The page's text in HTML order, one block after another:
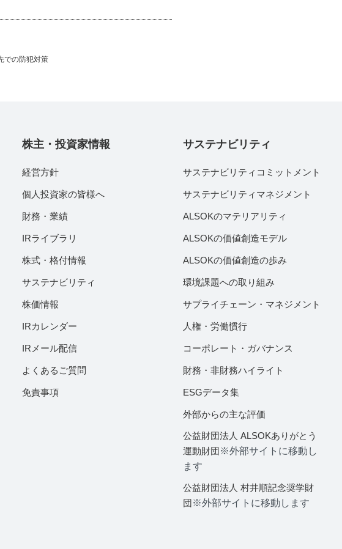
の防犯対策
株主・投資家情報
経営方針
個人投資家の皆様へ
財務・業績
IRライブラリ
株式・格付情報
サステナビリティ
株価情報
IRカレンダー
IRメール配信
よくあるご質問
免責事項
サステナビリティ
サステナビリティコミットメント
サステナビリティマネジメント
ALSOKのマテリアリティ
ALSOKの価値創造モデル
ALSOKの価値創造の歩み
環境課題への取り組み
サプライチェーン・マネジメント
人権・労働慣行
コーポレート・ガバナンス
財務・非財務ハイライト
ESGデータ集
外部からの主な評価
公益財団法人 ALSOKありがとう
運動財団※外部サイトに移動し
ます
公益財団法人 村井順記念奨学財
団※外部サイトに移動します